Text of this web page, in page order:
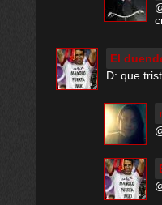
El
D: que